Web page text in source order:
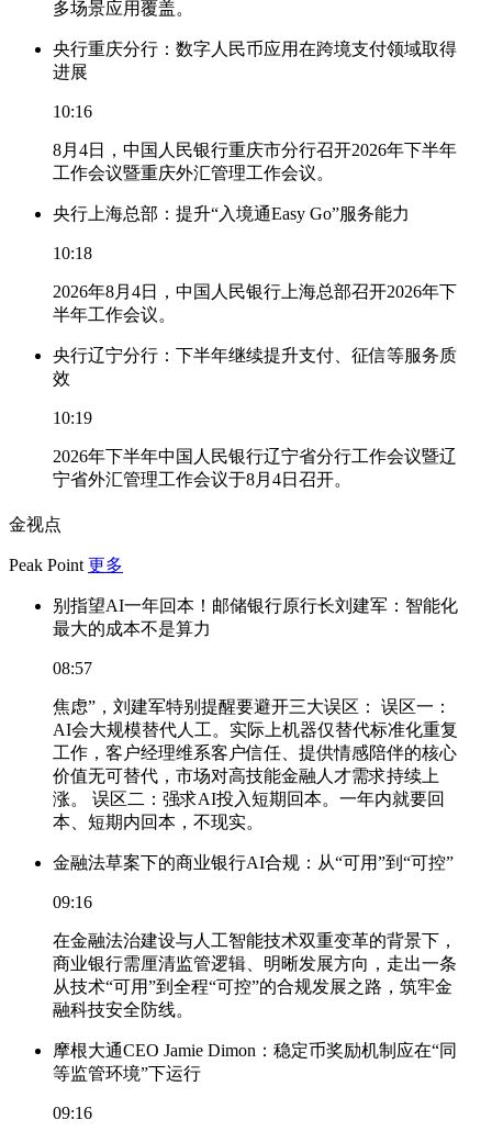
多场景应用覆盖。
央行重庆分行：数字人民币应用在跨境支付领域取得
进展
10:16
8月4日，中国人民银行重庆市分行召开2026年下半年
工作会议暨重庆外汇管理工作会议。
央行上海总部：提升“入境通Easy Go”服务能力
10:18
2026年8月4日，中国人民银行上海总部召开2026年下
半年工作会议。
央行辽宁分行：下半年继续提升支付、征信等服务质
效
10:19
2026年下半年中国人民银行辽宁省分行工作会议暨辽
宁省外汇管理工作会议于8月4日召开。
金视点
Peak Point 更多
别指望AI一年回本！邮储银行原行长刘建军：智能化
最大的成本不是算力
08:57
焦虑”，刘建军特别提醒要避开三大误区： 误区一：
AI会大规模替代人工。实际上机器仅替代标准化重复
工作，客户经理维系客户信任、提供情感陪伴的核心
价值无可替代，市场对高技能金融人才需求持续上
涨。 误区二：强求AI投入短期回本。一年内就要回
本、短期内回本，不现实。
金融法草案下的商业银行AI合规：从“可用”到“可控”
09:16
在金融法治建设与人工智能技术双重变革的背景下，
商业银行需厘清监管逻辑、明晰发展方向，走出一条
从技术“可用”到全程“可控”的合规发展之路，筑牢金
融科技安全防线。
摩根大通CEO Jamie Dimon：稳定币奖励机制应在“同
等监管环境”下运行
09:16